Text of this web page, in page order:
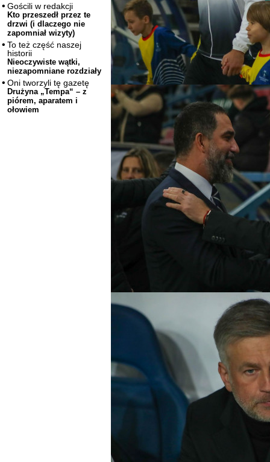
Gościli w redakcji
Kto przeszedł przez te
drzwi (i dlaczego nie
zapomniał wizyty)
To też część naszej
historii
Nieoczywiste wątki,
niezapomniane rozdziały
Oni tworzyli tę gazetę
Drużyna „Tempa“ – z
piórem, aparatem i
ołowiem